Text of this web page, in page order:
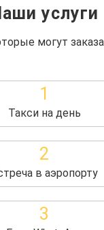
услуги
могут
1
Такси на день
2
в аэропорту
3